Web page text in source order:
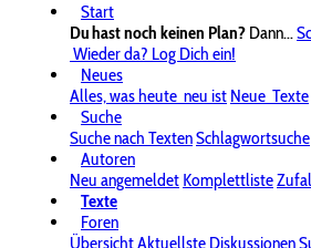
Start
Du hast noch keinen Plan? Dann...
Wieder da? Log Dich ein!
Neues
Alles, was heute neu ist Neue Texte
Suche
Suche nach TextenSchlagwortsuche
Autoren
Neu angemeldet Komplettliste
Texte
Foren
ÜbersichtAktuellste Diskussionen